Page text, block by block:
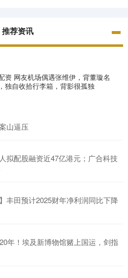
推荐资讯
资 网友机场偶遇张维伊，背董璇名
独自收拾行李箱，背影很孤独
山逼压
拟配股融资近47亿港元；广合科技
丰田预计2025财年净利润同比下降
年！埃及新博物馆赌上国运，剑指